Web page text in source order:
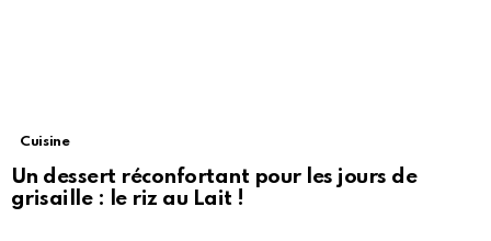
Cuisine
Un dessert réconfortant pour les jours de
grisaille : le riz au Lait !